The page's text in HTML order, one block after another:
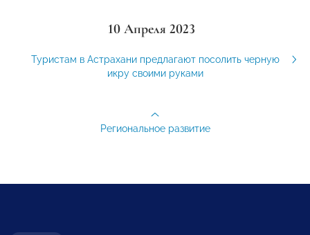
10 Апреля 2023
Туристам в Астрахани предлагают посолить черную
икру своими руками
Региональное развитие